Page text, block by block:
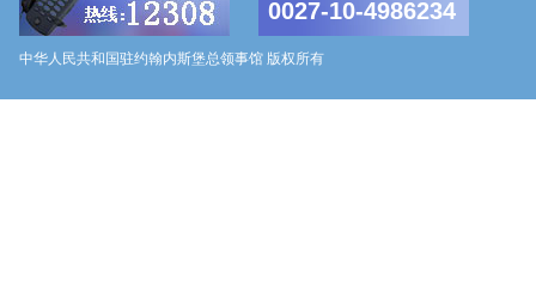
0027-10-4986234
中华人民共和国驻约翰内斯堡总领事馆 版权所有